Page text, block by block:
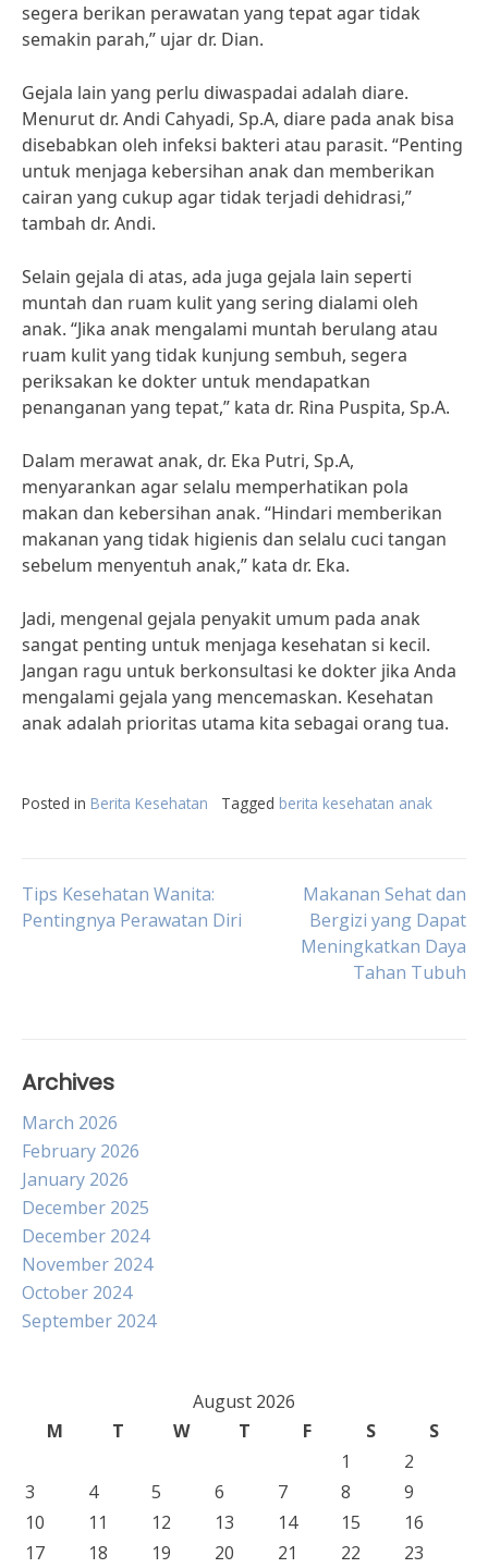
segera berikan perawatan yang tepat agar tidak
semakin parah,” ujar dr. Dian.
Gejala lain yang perlu diwaspadai adalah diare.
Menurut dr. Andi Cahyadi, Sp.A, diare pada anak bisa
disebabkan oleh infeksi bakteri atau parasit. “Penting
untuk menjaga kebersihan anak dan memberikan
cairan yang cukup agar tidak terjadi dehidrasi,”
tambah dr. Andi.
Selain gejala di atas, ada juga gejala lain seperti
muntah dan ruam kulit yang sering dialami oleh
anak. “Jika anak mengalami muntah berulang atau
ruam kulit yang tidak kunjung sembuh, segera
periksakan ke dokter untuk mendapatkan
penanganan yang tepat,” kata dr. Rina Puspita, Sp.A.
Dalam merawat anak, dr. Eka Putri, Sp.A,
menyarankan agar selalu memperhatikan pola
makan dan kebersihan anak. “Hindari memberikan
makanan yang tidak higienis dan selalu cuci tangan
sebelum menyentuh anak,” kata dr. Eka.
Jadi, mengenal gejala penyakit umum pada anak
sangat penting untuk menjaga kesehatan si kecil.
Jangan ragu untuk berkonsultasi ke dokter jika Anda
mengalami gejala yang mencemaskan. Kesehatan
anak adalah prioritas utama kita sebagai orang tua.
Posted in Berita Kesehatan Tagged berita kesehatan anak
Post
Tips Kesehatan Wanita:
Pentingnya Perawatan Diri
Makanan Sehat dan
Bergizi yang Dapat
Meningkatkan Daya
Tahan Tubuh
Archives
March 2026
February 2026
January 2026
December 2025
December 2024
November 2024
October 2024
September 2024
August 2026
M
T W T F S
S
1
2
3
4 5 6 7 8
9
10
11 12 13 14 15
16
17
18 19 20 21 22 23